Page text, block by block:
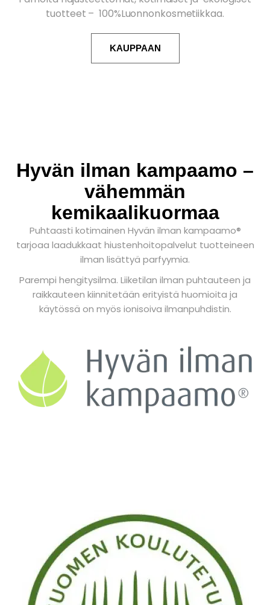
tuotteet – 100%Luonnonkosmetiikkaa.
KAUPPAAN
Hyvän ilman kampaamo –
vähemmän
kemikaalikuormaa
Puhtaasti kotimainen Hyvän ilman kampaamo®
tarjoaa laadukkaat hiustenhoitopalvelut tuotteineen
ilman lisättyä parfyymia.
Parempi hengitysilma. Liiketilan ilman puhtauteen ja
raikkauteen kiinnitetään erityistä huomioita ja
käytössä on myös ionisoiva ilmanpuhdistin.